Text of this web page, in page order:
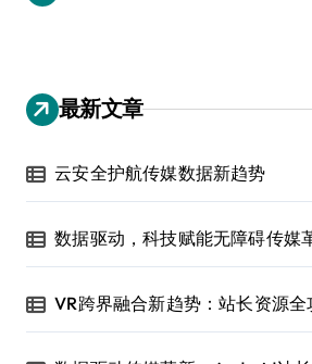
最新文章
云安全护航传媒数据新趋势
数据驱动，科技赋能无障碍传媒
VR跨界融合新趋势：站长资源全